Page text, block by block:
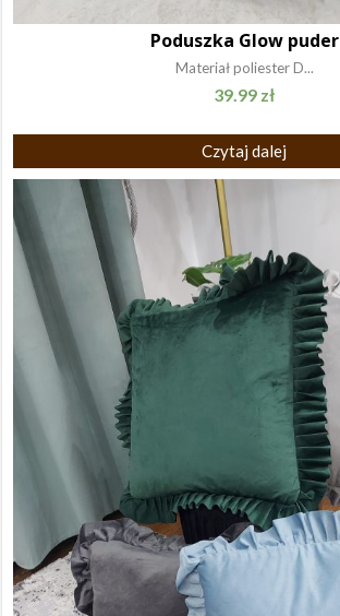
Poduszka Glow puder
Materiał poliester D...
39.99 zł
Czytaj dalej